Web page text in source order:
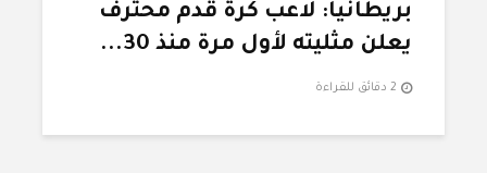
بريطانيا: لاعب كرة قدم محترف
يعلن مثليته لأول مرة منذ 30...
2 دقائق للقراءة